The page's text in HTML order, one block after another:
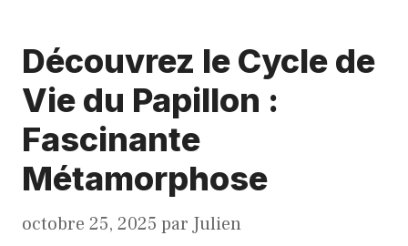
Découvrez le Cycle de
Vie du Papillon :
Fascinante
Métamorphose
octobre 25, 2025 par Julien